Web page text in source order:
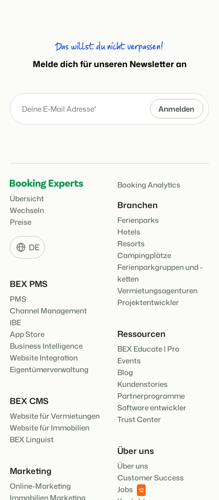
Das willst du nicht verpassen!
Melde dich für unseren Newsletter an
Übersicht
Wechseln
Preise
DE
BEX PMS
PMS
Channel Management
IBE
App Store
Business Intelligence
Website Integration
Eigentümerverwaltung
BEX CMS
Website für Vermietungen
Website für Immobilien
BEX Linguist
Marketing
Online-Marketing
Immobilien Marketing
Booking Analytics
Branchen
Ferienparks
Hotels
Resorts
Campingplätze
Ferienparkgruppen und -
ketten
Vermietungsagenturen
Projektentwickler
Ressourcen
BEX Educate | Pro
Events
Blog
Kundenstories
Partnerprogramme
Software entwickler
Trust Center
Über uns
Über uns
Customer Success
Jobs
12